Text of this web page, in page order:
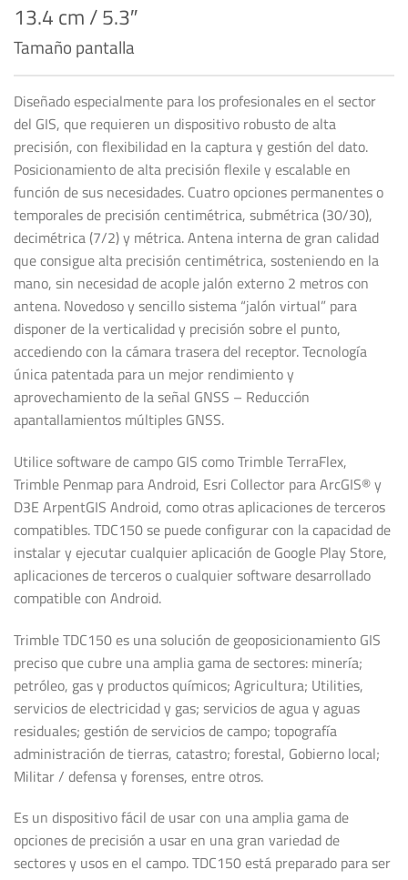
13.4 cm / 5.3″
Tamaño pantalla
Diseñado especialmente para los profesionales en el sector
del GIS, que requieren un dispositivo robusto de alta
precisión, con flexibilidad en la captura y gestión del dato.
Posicionamiento de alta precisión flexile y escalable en
función de sus necesidades. Cuatro opciones permanentes o
temporales de precisión centimétrica, submétrica (30/30),
decimétrica (7/2) y métrica. Antena interna de gran calidad
que consigue alta precisión centimétrica, sosteniendo en la
mano, sin necesidad de acople jalón externo 2 metros con
antena. Novedoso y sencillo sistema “jalón virtual” para
disponer de la verticalidad y precisión sobre el punto,
accediendo con la cámara trasera del receptor. Tecnología
única patentada para un mejor rendimiento y
aprovechamiento de la señal GNSS – Reducción
apantallamientos múltiples GNSS.
Utilice software de campo GIS como Trimble TerraFlex,
Trimble Penmap para Android, Esri Collector para ArcGIS® y
D3E ArpentGIS Android, como otras aplicaciones de terceros
compatibles. TDC150 se puede configurar con la capacidad de
instalar y ejecutar cualquier aplicación de Google Play Store,
aplicaciones de terceros o cualquier software desarrollado
compatible con Android.
Trimble TDC150 es una solución de geoposicionamiento GIS
preciso que cubre una amplia gama de sectores: minería;
petróleo, gas y productos químicos; Agricultura; Utilities,
servicios de electricidad y gas; servicios de agua y aguas
residuales; gestión de servicios de campo; topografía
administración de tierras, catastro; forestal, Gobierno local;
Militar / defensa y forenses, entre otros.
Es un dispositivo fácil de usar con una amplia gama de
opciones de precisión a usar en una gran variedad de
sectores y usos en el campo. TDC150 está preparado para ser